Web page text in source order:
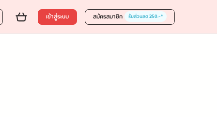
เข้าสู่ระบบ สมัครสมาชิก รับส่วนลด 250.-*